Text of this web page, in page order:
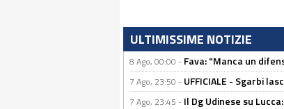
ULTIMISSIME NOTIZIE
8 Ago, 00:00 - Fava: "Manca un
7 Ago, 23:50 - UFFICIALE - Sgarbi
7 Ago, 23:45 - Il Dg Udinese su